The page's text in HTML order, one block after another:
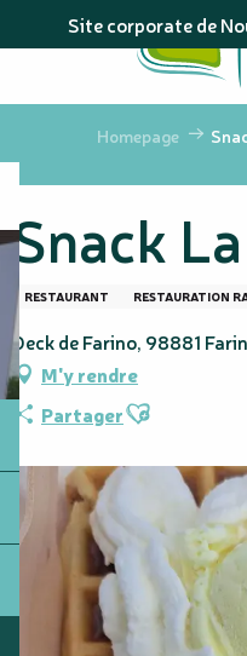
au
principal
Site corporate de
Homepage
Snack
RESTAURANT RESTAURATION
Deck de Farino, 98881
M'y rendre
PartagerAjouter aux